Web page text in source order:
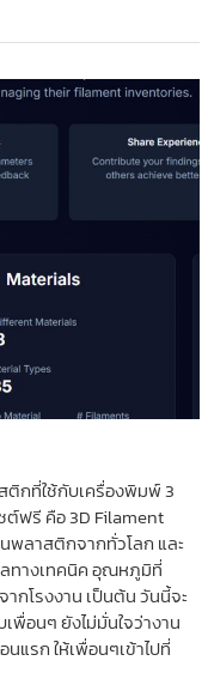
ติกที่ใช้กับเครื่องพิมพ์ 3
ต์ฟรี คือ 3D Filament
พลาสติกจากทั่วโลก และ
ทางเทคนิค อุณหภูมิที่
โรงงาน เป็นต้น วันนี้จะ
พื่อนๆ ยังไม่มั่นใจว่างาน
แรก ให้เพื่อนๆเข้าไปที่